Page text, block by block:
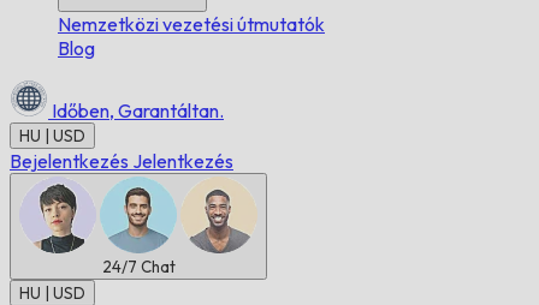
Nemzetközi vezetési útmutatók
Blog
Időben, Garantáltan.
HU | USD
Bejelentkezés Jelentkezés
24/7 Chat
HU | USD